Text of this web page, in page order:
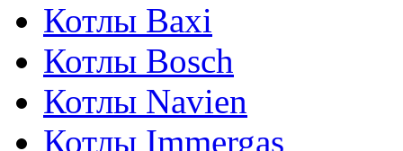
Котлы Baxi
Котлы Bosch
Котлы Navien
Котлы Immergas